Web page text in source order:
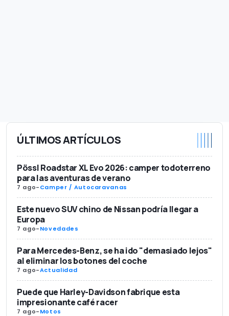
ÚLTIMOS ARTÍCULOS
Pössl Roadstar XL Evo 2026: camper todoterreno
para las aventuras de verano
7 ago-Camper / Autocaravanas
Este nuevo SUV chino de Nissan podría llegar a
Europa
7 ago-Novedades
Para Mercedes-Benz, se ha ido "demasiado lejos"
al eliminar los botones del coche
7 ago-Actualidad
Puede que Harley-Davidson fabrique esta
impresionante café racer
7 ago-Motos